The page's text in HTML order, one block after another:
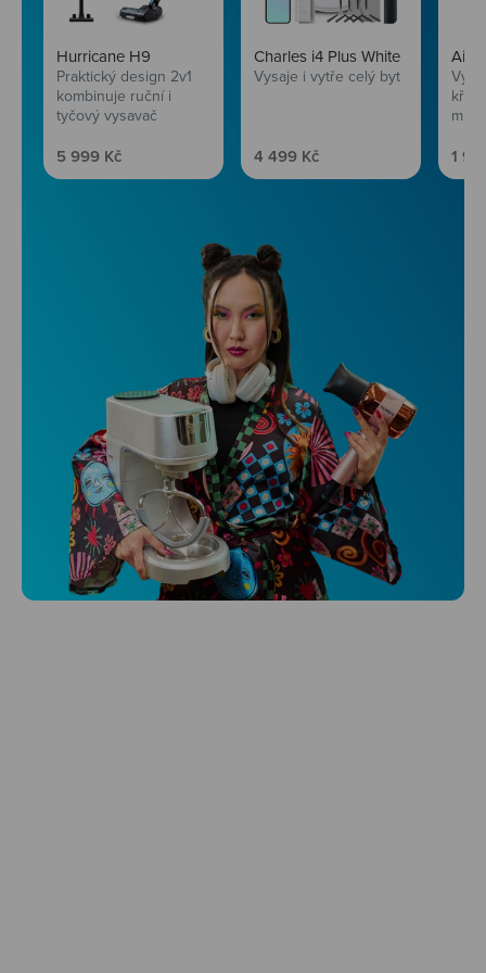
Hurricane H9
Praktický design 2v1
kombinuje ruční i
tyčový vysavač
Prodejní cena
5 999 Kč
Charles i4 Plus White
Vysaje i vytře celý byt
Prodejní cena
4 499 Kč 1
Niceboy ONE Ultra
Hlídá ti zdraví, spánek i pohyb a ještě k
tomu platí.